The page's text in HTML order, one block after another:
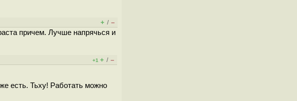
+ / –
причем. Лучше напрячься и
+1 + / –
Тьху! Работать можно